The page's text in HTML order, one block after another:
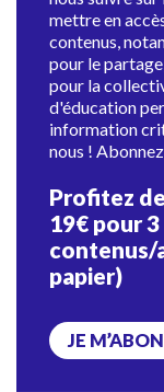
mettre en
contenus,
pour le
pour la
d'éducation
information
nous !
Profitez
19€ pour
contenus/
papier)
JE